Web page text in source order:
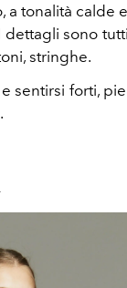
tonalità calde
sono
stringhe.
sentirsi forti,